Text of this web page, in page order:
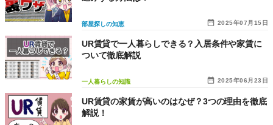
2025年07月15日
部屋探しの知恵
2025年06月23日
一人暮らしの知識
UR賃貸で一人暮らしできる？入居条件や家賃に
ついて徹底解説
UR賃貸の家賃が高いのはなぜ？3つの理由を徹底
解説！